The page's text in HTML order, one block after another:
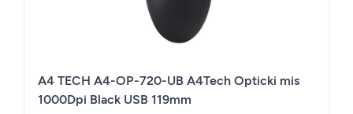
A4 TECH A4-OP-720-UB A4Tech Opticki mis
1000Dpi Black USB 119mm